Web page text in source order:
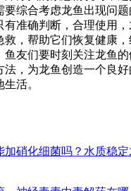
要综合考虑龙鱼出现问
有准确判断，合理使用
救，帮助它们恢复健康
鱼友们要时刻关注龙鱼
法，为龙鱼创造一个良
活。
加硝化细菌吗？水质稳定